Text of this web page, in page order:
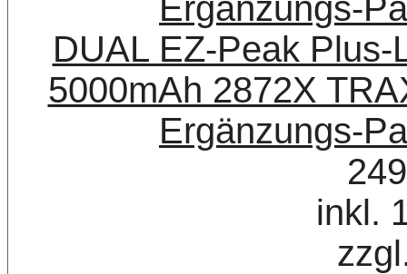
DUAL EZ-Peak
5000mAh 2872X
Ergänzungs-
inkl.